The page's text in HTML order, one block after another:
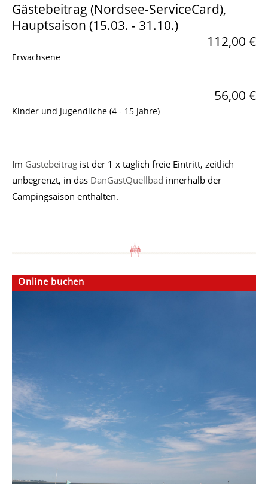
Gästebeitrag (Nordsee-ServiceCard),
Hauptsaison (15.03. - 31.10.)
112,00 €
Erwachsene
56,00 €
Kinder und Jugendliche (4 - 15 Jahre)
Im Gästebeitrag ist der 1 x täglich freie Eintritt, zeitlich
unbegrenzt, in das DanGastQuellbad innerhalb der
Campingsaison enthalten.
Online buchen